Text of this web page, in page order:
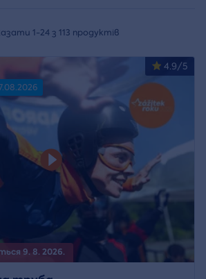
1-24 з 113 продуктів
9. 8. 2026.
4.9/5